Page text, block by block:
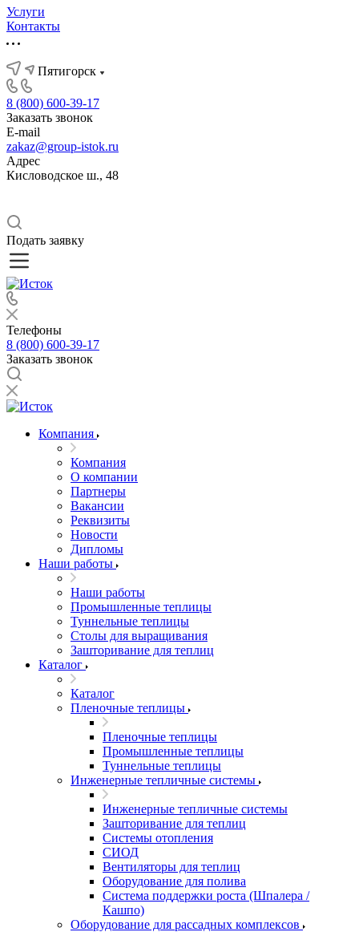
Услуги
Контакты
Пятигорск
8 (800) 600-39-17
Заказать звонок
E-mail
zakaz@group-istok.ru
Адрес
Кисловодское ш., 48
Подать заявку
Телефоны
8 (800) 600-39-17
Заказать звонок
Компания
Компания
О компании
Партнеры
Вакансии
Реквизиты
Новости
Дипломы
Наши работы
Наши работы
Промышленные теплицы
Туннельные теплицы
Столы для выращивания
Зашторивание для теплиц
Каталог
Каталог
Пленочные теплицы
Пленочные теплицы
Промышленные теплицы
Туннельные теплицы
Инженерные тепличные системы
Инженерные тепличные системы
Зашторивание для теплиц
Системы отопления
СИОД
Вентиляторы для теплиц
Оборудование для полива
Система поддержки роста (Шпалера /
Кашпо)
Оборудование для рассадных комплексов